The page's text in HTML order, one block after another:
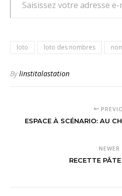
loto loto des nombres
Bylinstitalastation
ESPACE À SCÉNARIO: AU
NEWER
RECETTE